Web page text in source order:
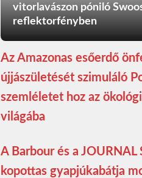
vitorlavászon póniló
reflektorfényben
Az Amazonas esőerdő
újjászületését szimuláló
szemléletet hoz az
világába
A Barbour és a JOURNAL
kopottas gyapjúkabátja